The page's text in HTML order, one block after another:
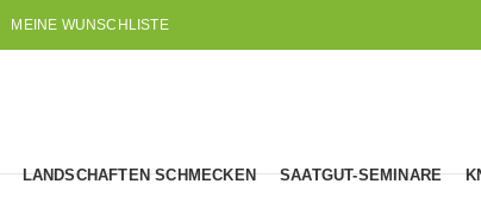
MEINE WUNSCHLISTE
LANDSCHAFTEN SCHMECKEN SAATGUT-SEMINARE